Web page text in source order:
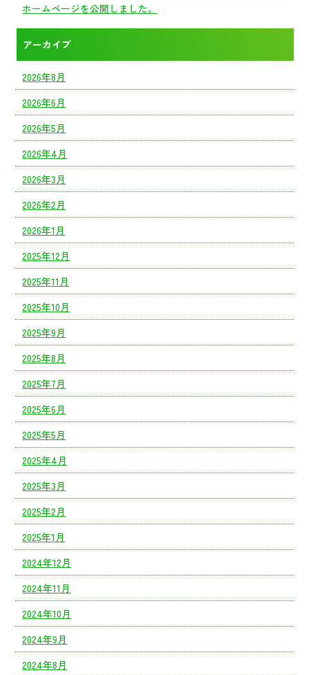
ホームページを公開しました。
アーカイブ
2026年8月
2026年6月
2026年5月
2026年4月
2026年3月
2026年2月
2026年1月
2025年12月
2025年11月
2025年10月
2025年9月
2025年8月
2025年7月
2025年6月
2025年5月
2025年4月
2025年3月
2025年2月
2025年1月
2024年12月
2024年11月
2024年10月
2024年9月
2024年8月